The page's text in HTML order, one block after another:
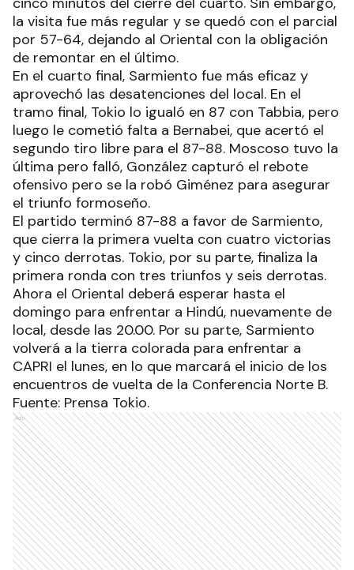
la visita fue más regular y se quedó con el parcial
por 57-64, dejando al Oriental con la obligación
de remontar en el último.
En el cuarto final, Sarmiento fue más eficaz y
aprovechó las desatenciones del local. En el
tramo final, Tokio lo igualó en 87 con Tabbia, pero
luego le cometió falta a Bernabei, que acertó el
segundo tiro libre para el 87-88. Moscoso tuvo la
última pero falló, González capturó el rebote
ofensivo pero se la robó Giménez para asegurar
el triunfo formoseño.
El partido terminó 87-88 a favor de Sarmiento,
que cierra la primera vuelta con cuatro victorias
y cinco derrotas. Tokio, por su parte, finaliza la
primera ronda con tres triunfos y seis derrotas.
Ahora el Oriental deberá esperar hasta el
domingo para enfrentar a Hindú, nuevamente de
local, desde las 20.00. Por su parte, Sarmiento
volverá a la tierra colorada para enfrentar a
CAPRI el lunes, en lo que marcará el inicio de los
encuentros de vuelta de la Conferencia Norte B.
Fuente: Prensa Tokio.
Ads